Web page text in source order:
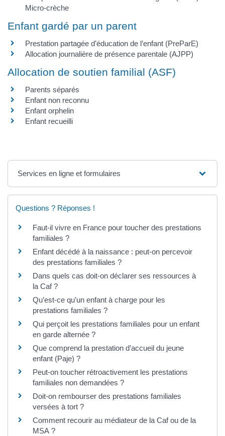
Micro-crèche
Enfant gardé par un parent
Prestation partagée d’éducation de l’enfant (PreParE)
Allocation journalière de présence parentale (AJPP)
Allocation de soutien familial (ASF)
Parents séparés
Enfant non reconnu
Enfant orphelin
Enfant recueilli
Services en ligne et formulaires
Questions ? Réponses !
Faut-il vivre en France pour toucher des prestations
familiales ?
Enfant décédé à la naissance : peut-on percevoir
des prestations familiales ?
Dans quels cas doit-on déclarer ses ressources à
la Caf ?
Qu’est-ce qu’un enfant à charge pour les
prestations familiales ?
Qui perçoit les prestations familiales pour un enfant
en garde alternée ?
Que comprend la prestation d’accueil du jeune
enfant (Paje) ?
Peut-on toucher rétroactivement les prestations
familiales non demandées ?
Doit-on rembourser des prestations familiales
versées à tort ?
Comment recourir au médiateur de la Caf ou de la
MSA ?